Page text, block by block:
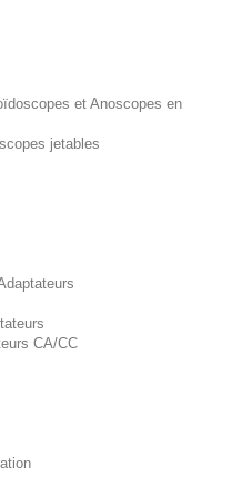
et Anoscopes en
jetables
CA/CC